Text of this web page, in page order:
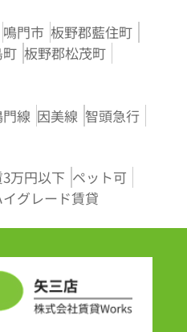
鳴門市 板野郡藍住町
板野郡松茂町
門線 因美線 智頭急行
万円以下 ペット可
グレード賃貸